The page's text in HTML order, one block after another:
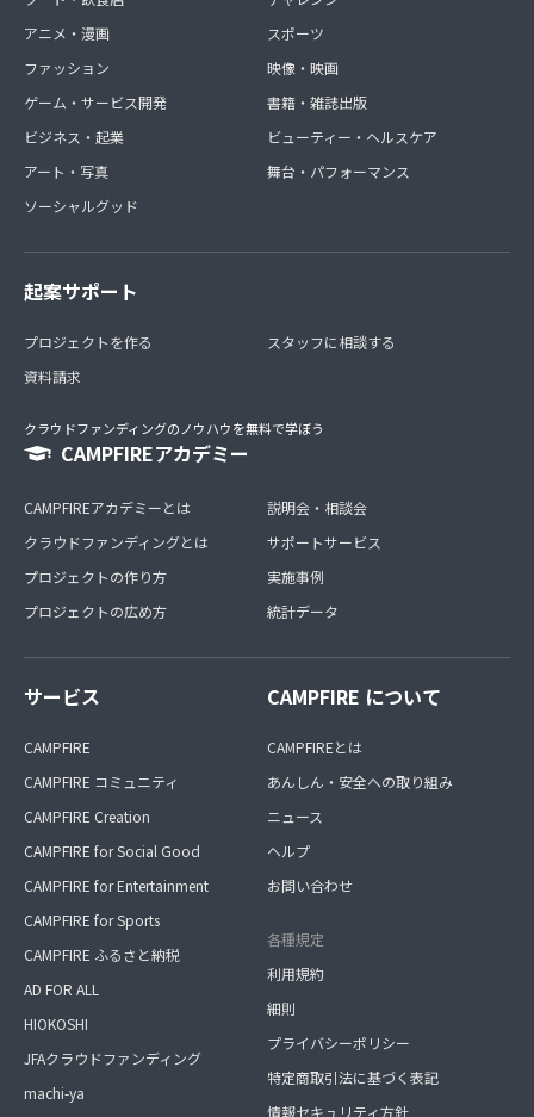
アニメ・漫画
ファッション
ゲーム・サービス開発
ビジネス・起業
アート・写真
ソーシャルグッド
スポーツ
映像・映画
書籍・雑誌出版
ビューティー・ヘルスケア
舞台・パフォーマンス
起案サポート
プロジェクトを作る
資料請求
スタッフに相談する
クラウドファンディングのノウハウを無料で学ぼう
CAMPFIREアカデミー
CAMPFIREアカデミーとは
クラウドファンディングとは
プロジェクトの作り方
プロジェクトの広め方
説明会・相談会
サポートサービス
実施事例
統計データ
サービス
CAMPFIRE
CAMPFIRE コミュニティ
CAMPFIRE Creation
CAMPFIRE for Social Good
CAMPFIRE for Entertainment
CAMPFIRE for Sports
CAMPFIRE ふるさと納税
AD FOR ALL
HIOKOSHI
JFAクラウドファンディング
machi-ya
CAMPFIRE について
CAMPFIREとは
あんしん・安全への取り組み
ニュース
ヘルプ
お問い合わせ
各種規定
利用規約
細則
プライバシーポリシー
特定商取引法に基づく表記
情報セキュリティ方針